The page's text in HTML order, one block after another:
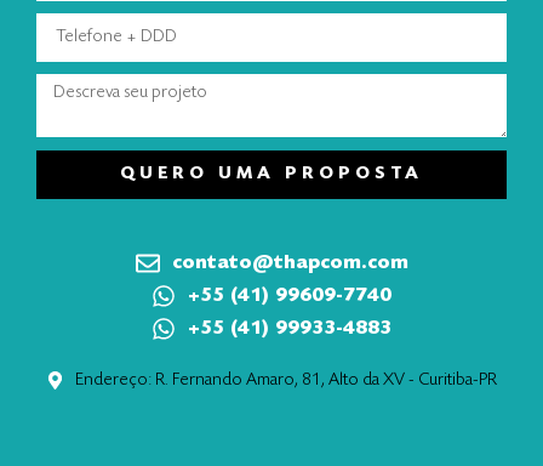
QUERO UMA PROPOSTA
contato@thapcom.com
+55 (41) 99609-7740
+55 (41) 99933-4883
Endereço: R. Fernando Amaro, 81, Alto da XV - Curitiba-PR